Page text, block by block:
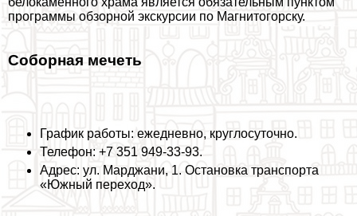
программы обзорной экскурсии по Магнитогорску.
Соборная мечеть
График работы: ежедневно, круглосуточно.
Телефон: +7 351 949-33-93.
Адрес: ул. Марджани, 1. Остановка трaнcпорта
«Южный переход».